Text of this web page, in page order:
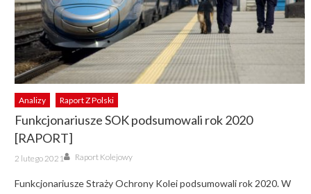
Analizy Raport Z Polski
Funkcjonariusze SOK podsumowali rok 2020
[RAPORT]
Posted
on
2 lutego 2021 Author
Raport Kolejowy
Funkcjonariusze Straży Ochrony Kolei podsumowali rok 2020. W